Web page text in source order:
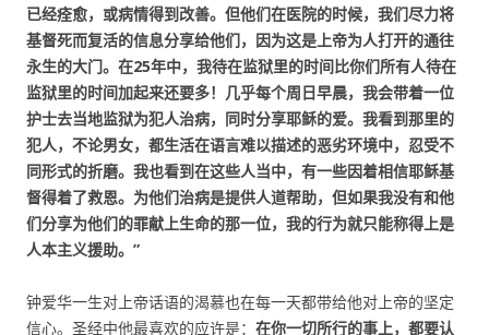
已经痊愈，或病情得到改善。但他们在医院的时候，我们尽力将
基督死而复活的信息分享给他们，因为这是上帝为人打开的通往
永生的大门。在25年中，我待在监狱里的时间比你们所有人待在
监狱里的时间加起来还要多！几乎每个周日早晨，我会带着一位
护士去当地监狱为犯人治病，同时分享耶稣的爱。我看到那里的
犯人，不论男女，都生活在语言难以描述的恶劣环境中，忍受不
同形式的折磨。我也看到在这些人当中，有一些因着相信耶稣基
督得着了救恩。为他们治病是提供人道帮助，但如果我没有和他
们分享为他们的罪献上生命的那一位，我的行为就只能称得上是
人本主义援助。”
钟爱华一生对上帝话语的渴慕也在每一天都带给他对上帝的坚定
信心。圣经中他最喜欢的应许是： 在你一切所行的事上，都要认